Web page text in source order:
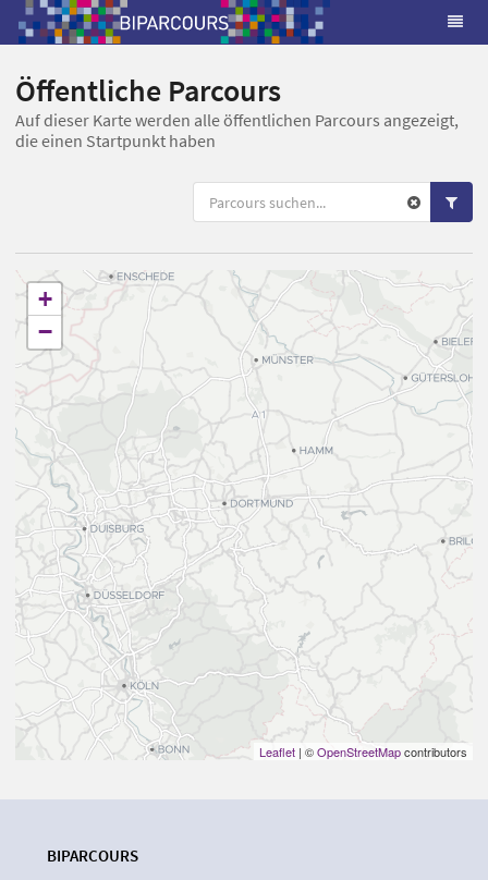
Öffentliche Parcours
Auf dieser Karte werden alle öffentlichen Parcours angezeigt,
die einen Startpunkt haben
+
−
Leaflet | ©OpenStreetMapcontributors
BIPARCOURS